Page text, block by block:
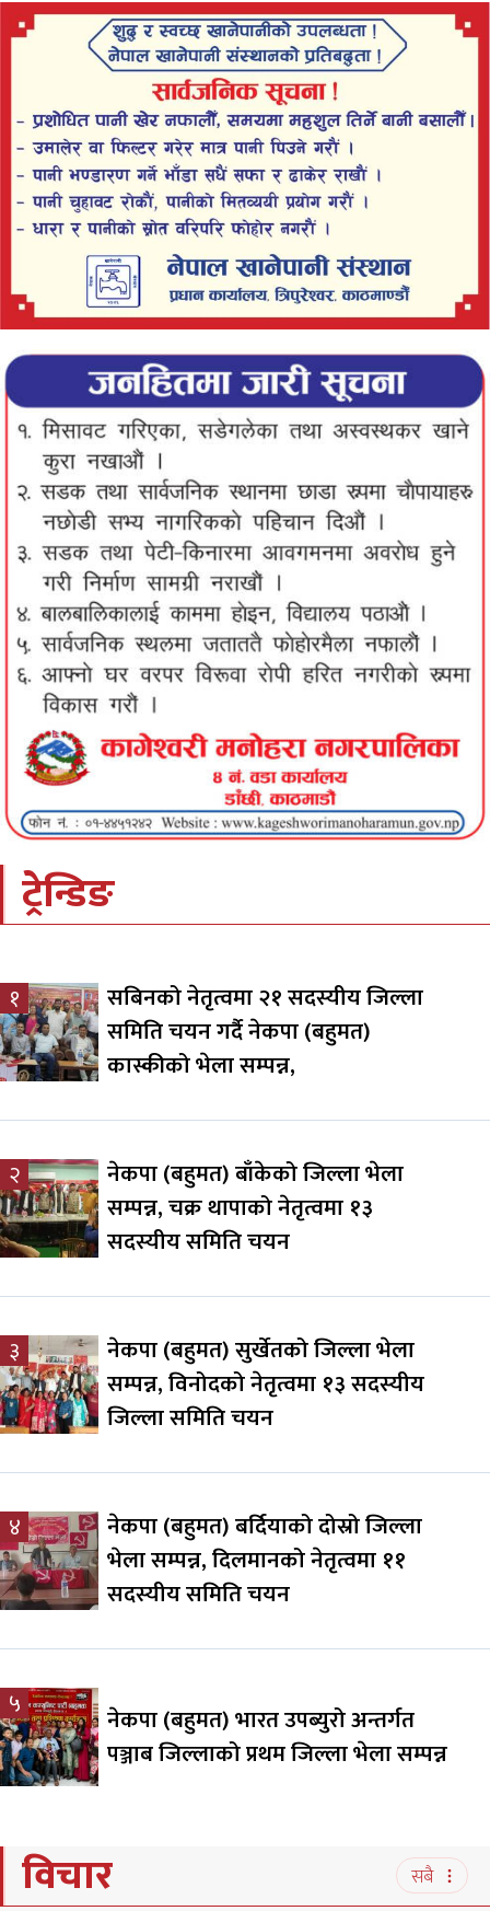
ट्रेन्डिङ
१
सबिनको नेतृत्वमा २१ सदस्यीय जिल्ला
समिति चयन गर्दै नेकपा (बहुमत)
कास्कीको भेला सम्पन्न,
२
नेकपा (बहुमत) बाँकेको जिल्ला भेला
सम्पन्न, चक्र थापाको नेतृत्वमा १३
सदस्यीय समिति चयन
३
नेकपा (बहुमत) सुर्खेतको जिल्ला भेला
सम्पन्न, विनोदको नेतृत्वमा १३ सदस्यीय
जिल्ला समिति चयन
४
नेकपा (बहुमत) बर्दियाको दोस्रो जिल्ला
भेला सम्पन्न, दिलमानको नेतृत्वमा ११
सदस्यीय समिति चयन
५
नेकपा (बहुमत) भारत उपब्युरो अन्तर्गत
पञ्जाब जिल्लाको प्रथम जिल्ला भेला सम्पन्न
विचार सबै